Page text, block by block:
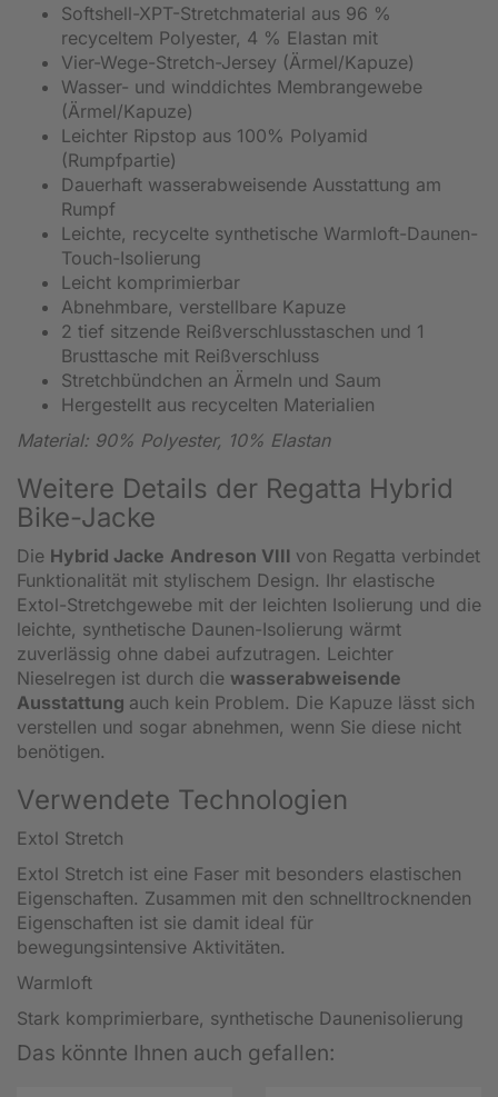
Softshell-XPT-Stretchmaterial aus 96 %
recyceltem Polyester, 4 % Elastan mit
Vier-Wege-Stretch-Jersey (Ärmel/Kapuze)
Wasser- und winddichtes Membrangewebe
(Ärmel/Kapuze)
Leichter Ripstop aus 100% Polyamid
(Rumpfpartie)
Dauerhaft wasserabweisende Ausstattung am
Rumpf
Leichte, recycelte synthetische Warmloft-Daunen-
Touch-Isolierung
Leicht komprimierbar
Abnehmbare, verstellbare Kapuze
2 tief sitzende Reißverschlusstaschen und 1
Brusttasche mit Reißverschluss
Stretchbündchen an Ärmeln und Saum
Hergestellt aus recycelten Materialien
Material: 90% Polyester, 10% Elastan
Weitere Details der Regatta Hybrid
Bike-Jacke
Die Hybrid Jacke Andreson VIII von Regatta verbindet
Funktionalität mit stylischem Design. Ihr elastische
Extol-Stretchgewebe mit der leichten Isolierung und die
leichte, synthetische Daunen-Isolierung wärmt
zuverlässig ohne dabei aufzutragen. Leichter
Nieselregen ist durch die wasserabweisende
Ausstattung auch kein Problem. Die Kapuze lässt sich
verstellen und sogar abnehmen, wenn Sie diese nicht
benötigen.
Verwendete Technologien
Extol Stretch
Extol Stretch ist eine Faser mit besonders elastischen
Eigenschaften. Zusammen mit den schnelltrocknenden
Eigenschaften ist sie damit ideal für
bewegungsintensive Aktivitäten.
Warmloft
Stark komprimierbare, synthetische Daunenisolierung
Das könnte Ihnen auch gefallen: